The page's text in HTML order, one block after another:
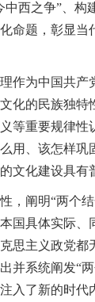
中西之争”、构
命题，彰显当
为中国共产
化的民族独特
等重要规律性
用、该怎样巩
文化建设具有
阐明“两个结
国具体实际、
思主义政党都
并系统阐发“
入了新的时代